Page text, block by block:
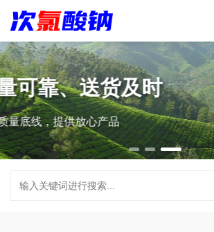
售后到位、服务贴心
【5+2】【白+黑】【7*24小时】即时响应